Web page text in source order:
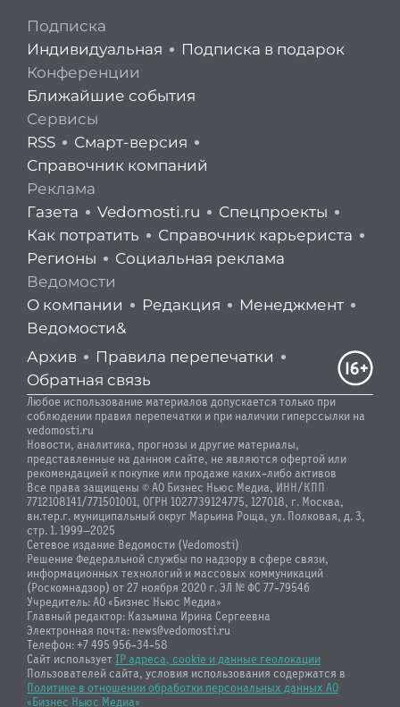
Подписка
Индивидуальная
Подписка в подарок
Конференции
Ближайшие события
Сервисы
RSS
Смарт-версия
Справочник компаний
Реклама
Газета
Vedomosti.ru
Спецпроекты
Как потратить
Справочник карьериста
Регионы
Социальная реклама
Ведомости
О компании
Редакция
Менеджмент
Ведомости&
Архив
Правила перепечатки
Обратная связь
Любое использование материалов допускается только при
соблюдении правил перепечатки и при наличии гиперссылки на
vedomosti.ru
Новости, аналитика, прогнозы и другие материалы,
представленные на данном сайте, не являются офертой или
рекомендацией к покупке или продаже каких-либо активов
Все права защищены © АО Бизнес Ньюс Медиа, ИНН/КПП
7712108141/771501001, ОГРН 1027739124775, 127018, г. Москва,
вн.тер.г. муниципальный округ Марьина Роща, ул. Полковая, д. 3,
стр. 1. 1999—2025
Сетевое издание Ведомости (Vedomosti)
Решение Федеральной службы по надзору в сфере связи,
информационных технологий и массовых коммуникаций
(Роскомнадзор) от 27 ноября 2020 г. ЭЛ № ФС 77-79546
Учредитель: АО «Бизнес Ньюс Медиа»
Главный редактор: Казьмина Ирина Сергеевна
Электронная почта: news@vedomosti.ru
Телефон: +7 495 956-34-58
Сайт используетIP адреса, cookie и данные геолокации
Пользователей сайта, условия использования содержатся в
Политике в отношении обработки персональных данных АО
«Бизнес Ньюс Медиа»